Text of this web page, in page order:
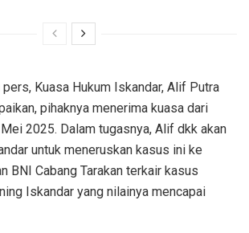
Kuasa Hukum Iskandar, Alif Putra
pihaknya menerima kuasa dari
2025. Dalam tugasnya, Alif dkk akan
untuk meneruskan kasus ini ke
BNI Cabang Tarakan terkair kasus
Iskandar yang nilainya mencapai